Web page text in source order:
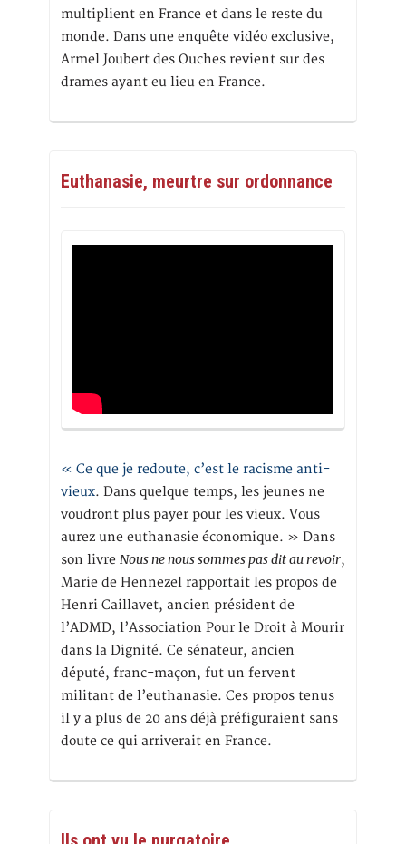
multiplient en France et dans le reste du
monde. Dans une enquête vidéo exclusive,
Armel Joubert des Ouches revient sur des
drames ayant eu lieu en France.
Euthanasie, meurtre sur ordonnance
« Ce que je redoute, c’est le racisme anti-
vieux. Dans quelque temps, les jeunes ne
voudront plus payer pour les vieux. Vous
aurez une euthanasie économique. » Dans
son livre Nous ne nous sommes pas dit au revoir,
Marie de Hennezel rapportait les propos de
Henri Caillavet, ancien président de
l’ADMD, l’Association Pour le Droit à Mourir
dans la Dignité. Ce sénateur, ancien
député, franc-maçon, fut un fervent
militant de l’euthanasie. Ces propos tenus
il y a plus de 20 ans déjà préfiguraient sans
doute ce qui arriverait en France.